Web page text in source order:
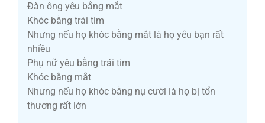
Đàn ông yêu bằng mắt
Khóc bằng trái tim
Nhưng nếu họ khóc bằng mắt là họ yêu bạn rất
nhiều
Phụ nữ yêu bằng trái tim
Khóc bằng mắt
Nhưng nếu họ khóc bằng nụ cười là họ bị tổn
thương rất lớn